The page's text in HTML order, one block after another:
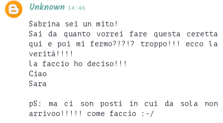
Unknown 14:46
Sabrina sei un mito!
Sai da quanto vorrei fare questa ceretta
qui e poi mi fermo?!?!? troppo!!! ecco la
verità!!!!
la faccio ho deciso!!!
Ciao
Sara
pS: ma ci son posti in cui da sola non
arrivoo!!!!! come faccio :-/